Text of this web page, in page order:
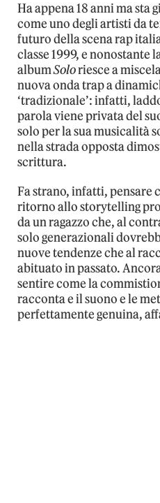
Ha appena 18 anni ma sta
come uno degli artisti da
futuro della scena rap
classe 1999, e nonostante
albumSoloriesce a
nuova onda trap a
‘tradizionale’: infatti,
parola viene privata del
solo per la sua musicalità
nella strada opposta
scrittura.
Fa strano, infatti, pensare
ritorno allo storytelling
da un ragazzo che, al
solo generazionali
nuove tendenze che al
abituato in passato.
sentire come la
racconta e il suono e le
perfettamente genuina,